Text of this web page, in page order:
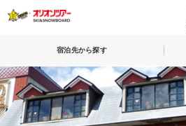
宿泊先から探す